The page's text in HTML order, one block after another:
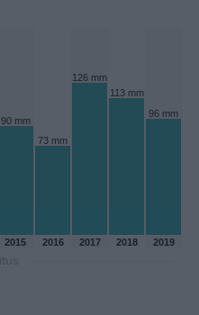
90 mm
73 mm
126 mm
113 mm
96 mm
2015 2016 2017 2018 2019